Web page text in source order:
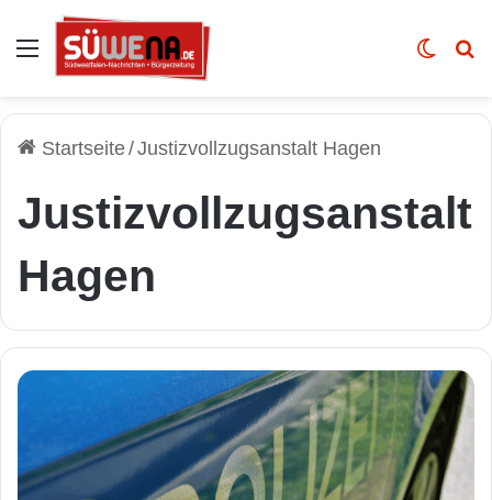
Auswahl Skin
Startseite/Justizvollzugsanstalt Hagen
Justizvollzugsanstalt
Hagen